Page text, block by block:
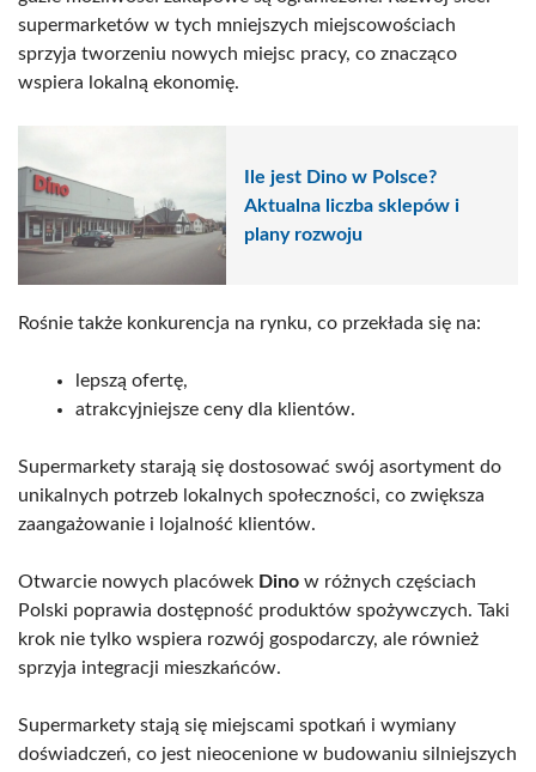
supermarketów w tych mniejszych miejscowościach
sprzyja tworzeniu nowych miejsc pracy, co znacząco
wspiera lokalną ekonomię.
Ile jest Dino w Polsce?
Aktualna liczba sklepów i
plany rozwoju
Rośnie także konkurencja na rynku, co przekłada się na:
lepszą ofertę,
atrakcyjniejsze ceny dla klientów.
Supermarkety starają się dostosować swój asortyment do
unikalnych potrzeb lokalnych społeczności, co zwiększa
zaangażowanie i lojalność klientów.
Otwarcie nowych placówek Dino w różnych częściach
Polski poprawia dostępność produktów spożywczych. Taki
krok nie tylko wspiera rozwój gospodarczy, ale również
sprzyja integracji mieszkańców.
Supermarkety stają się miejscami spotkań i wymiany
doświadczeń, co jest nieocenione w budowaniu silniejszych